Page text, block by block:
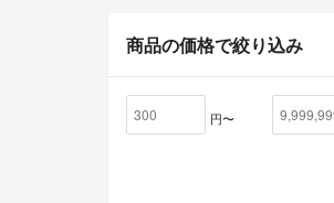
商品の価格で絞り込み
円〜